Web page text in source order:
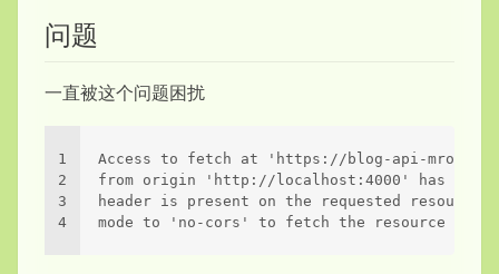
问题
一直被这个问题困扰
1
2
3
4
Access to fetch at 'https://blog-api-
from origin 'http://localhost:4000' has been
header is present on the requested
mode to 'no-cors' to fetch the resource with